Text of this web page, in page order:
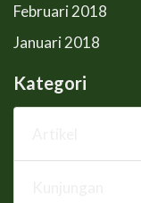
Februari 2018
Januari 2018
Kategori